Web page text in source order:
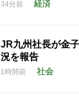
34分前 経済
JR九州社長が金
況を報告
1時間前 社会